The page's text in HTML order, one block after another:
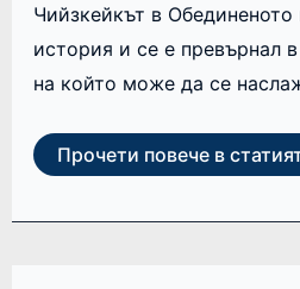
Чийзкейкът в Обединеното
история и се е превърнал
на който може да се
Прочети повече в